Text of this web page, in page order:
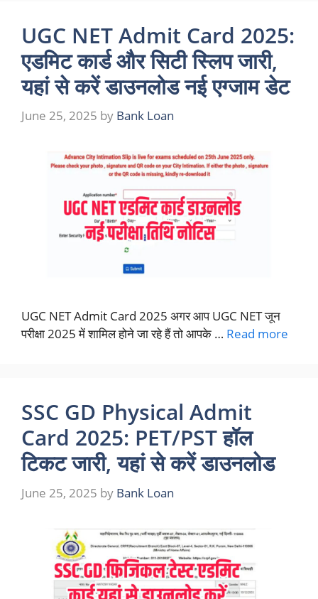
UGC NET Admit Card 2025:
एडमिट कार्ड और सिटी स्लिप जारी,
यहां से करें डाउनलोड नई एग्जाम डेट
June 25, 2025 by Bank Loan
UGC NET Admit Card 2025 अगर आप UGC NET जून
परीक्षा 2025 में शामिल होने जा रहे हैं तो आपके … Read more
SSC GD Physical Admit
Card 2025: PET/PST हॉल
टिकट जारी, यहां से करें डाउनलोड
June 25, 2025 by Bank Loan